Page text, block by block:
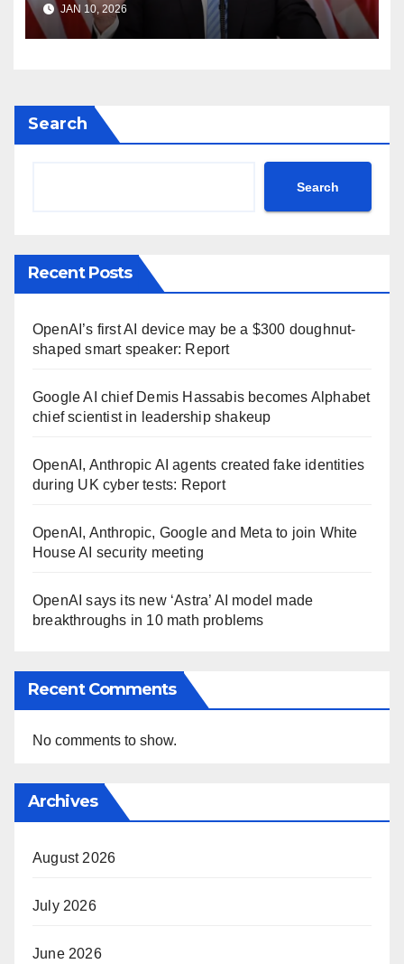
Donald Trump Truth Social
post Khamenei ntc rttm
JAN 10, 2026
Search
Search
Recent Posts
OpenAI’s first AI device may be a $300 doughnut-
shaped smart speaker: Report
Google AI chief Demis Hassabis becomes Alphabet
chief scientist in leadership shakeup
OpenAI, Anthropic AI agents created fake identities
during UK cyber tests: Report
OpenAI, Anthropic, Google and Meta to join White
House AI security meeting
OpenAI says its new ‘Astra’ AI model made
breakthroughs in 10 math problems
Recent Comments
No comments to show.
Archives
August 2026
July 2026
June 2026